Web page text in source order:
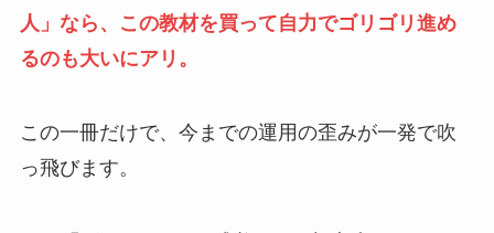
人」なら、この教材を買って自力でゴリゴリ進め
るのも大いにアリ。
この一冊だけで、今までの運用の歪みが一発で吹
っ飛びます。